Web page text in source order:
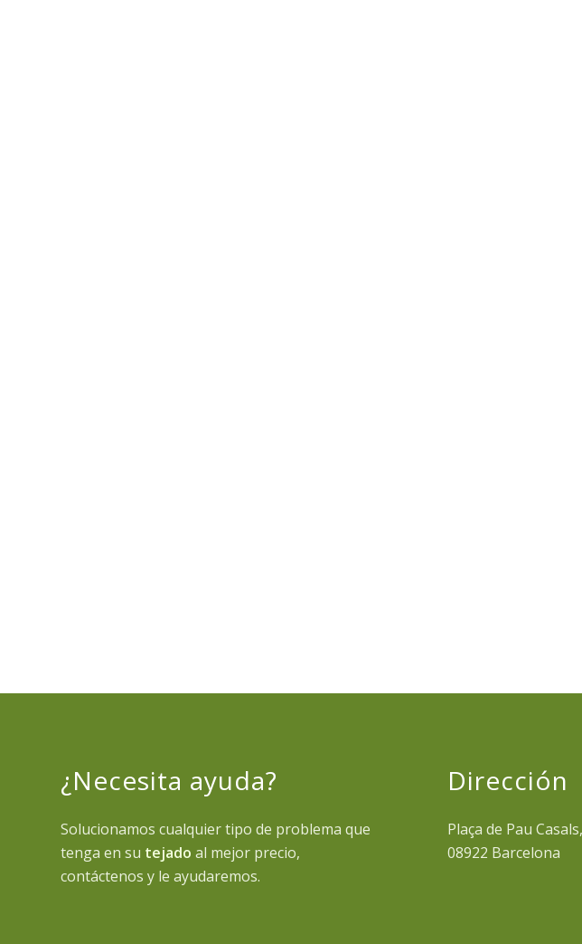
¿Necesita ayuda?
Solucionamos cualquier tipo de problema que
tenga en su tejado al mejor precio,
contáctenos y le ayudaremos.
Dirección
Plaça de Pau
08922 Barcelona